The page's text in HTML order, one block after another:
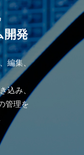
開発
編集、
込み、
管理を